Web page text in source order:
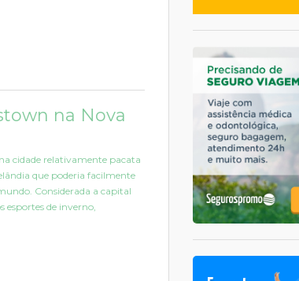
na Nova
cidade relativamente pacata
que poderia facilmente
Considerada a capital
esportes de inverno,